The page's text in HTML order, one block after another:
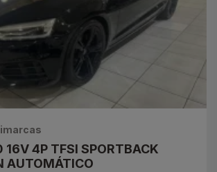
16V 4P TFSI SPORTBACK
AUTOMÁTICO